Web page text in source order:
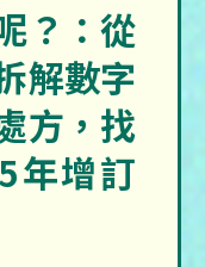
？：從
解數字
方，找
年增訂